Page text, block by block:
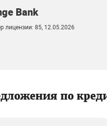
Bank
лицензии: 85, 12.05.2026
по